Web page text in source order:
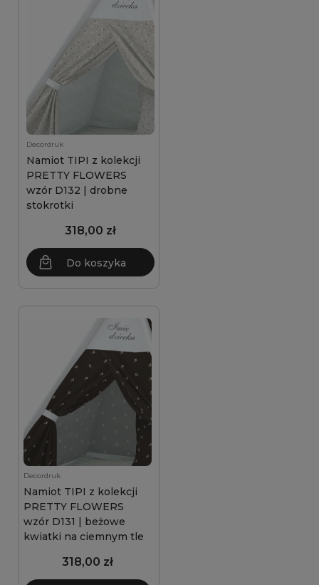
Decordruk
Namiot TIPI z kolekcji
PRETTY FLOWERS
wzór D132 | drobne
stokrotki
318,00 zł
Do koszyka
Decordruk
Namiot TIPI z kolekcji
PRETTY FLOWERS
wzór D131 | beżowe
kwiatki na ciemnym tle
318,00 zł